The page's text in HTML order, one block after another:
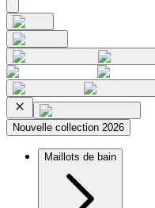
Nouvelle collection 2026
Maillots de bain